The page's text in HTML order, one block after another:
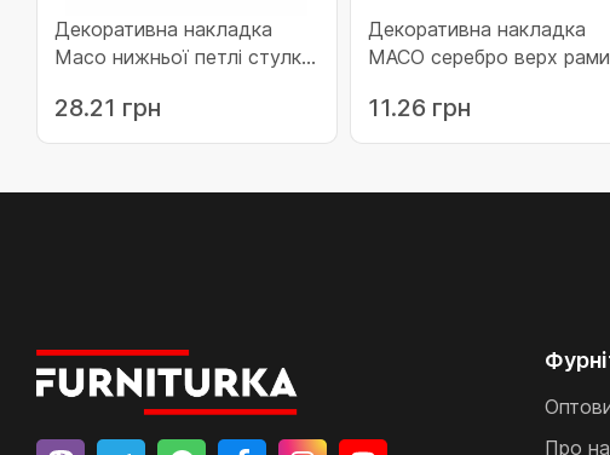
Декоративна накладка
Maco нижньої петлі стулки
наплав ліва титан (42063)
28.21 грн
Декоративна накладка
MACO серебро верх рами
11.26 грн
Про